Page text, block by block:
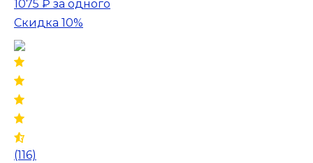
1075 ₽ за одного
Скидка 10%
(116)